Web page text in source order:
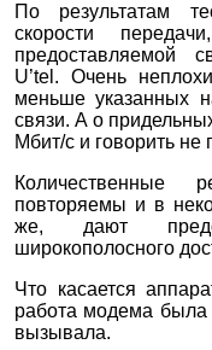
По результатам
скорости
предоставляемой
U’tel. Очень
меньше указанных
связи. А о
Мбит/с и говорить не
Количественные
повторяемы и в
же, дают
широкополосного
Что касается
работа модема была
вызывала.